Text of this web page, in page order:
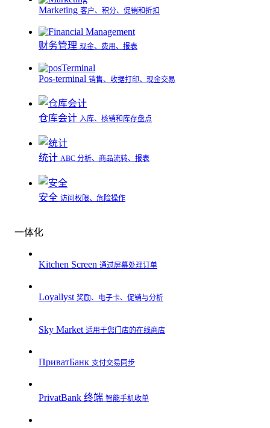
Marketing 客户、积分、促销和折扣
财务管理 现金、费用、报表
Pos-terminal 销售、收据打印、现金交易
仓库会计 入库、核销和库存盘点
统计 ABC 分析、商品流转、报表
安全 访问权限、危险操作
一体化
Kitchen Screen 通过屏幕处理订单
Loyallyst 奖励、电子卡、促销与分析
Sky Market 适用于您门店的在线商店
ПриватБанк 支付交易同步
PrivatBank 终端 智能手机收单